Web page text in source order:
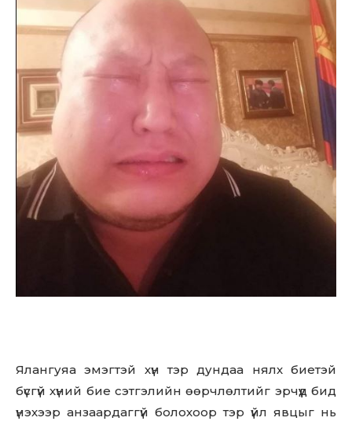
Ялангуяа эмэгтэй хүн тэр дундаа нялх биетэй
бүсгүй хүний бие сэтгэлийн өөрчлөлтийг эрчүүд бид
үнэхээр анзаардаггүй болохоор тэр үйл явцыг нь